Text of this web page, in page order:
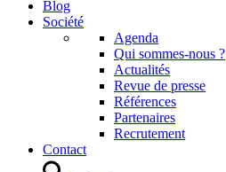
Blog
Société
Agenda
Qui sommes-nous ?
Actualités
Revue de presse
Références
Partenaires
Recrutement
Contact